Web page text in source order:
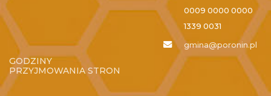
0009 0000 0000
1339 0031
gmina@poronin.pl
GODZINY
PRZYJMOWANIA STRON